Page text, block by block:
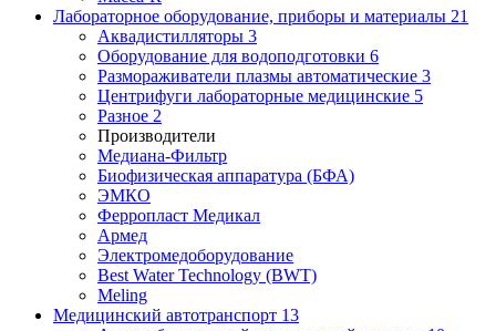
Лабораторное оборудование, приборы и материалы 21
Аквадистилляторы 3
Оборудование для водоподготовки 6
Размораживатели плазмы автоматические 3
Центрифуги лабораторные медицинские 5
Разное 2
Производители
Медиана-Фильтр
Биофизическая аппаратура (БФА)
ЭМКО
Ферропласт Медикал
Армед
Электромедоборудование
Best Water Technology (BWT)
Meling
Медицинский автотранспорт 13